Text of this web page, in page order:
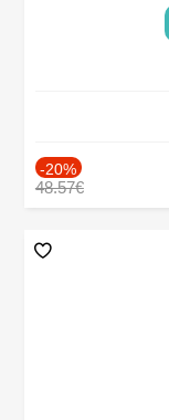
-20%
48.57€